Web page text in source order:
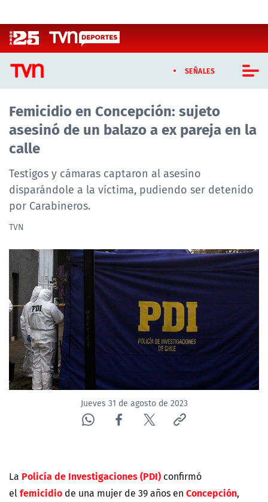
SEÑALES
CASTING MASTERCHEF CHILE
CASTING TVN VERTICAL
TVN VERTICAL
TVN PLAY
PROGRAMAS
TELESERIES
NTV
ACTUALIDAD Y TENDENCIAS
CORPORATIVO Y TRANSPARENCIA
CANAL DE DENUNCIAS
ÁREA DE PROYECTOS
Femicidio en Concepción: sujeto
asesinó de un balazo a ex pareja en la
calle
Testigos y cámaras captaron al asesino
disparándole a la víctima, pudiendo ser detenido
por Carabineros.
TVN
Jueves 31 de agosto de 2023
La Policía de Investigaciones (PDI) confirmó
elfemicidio de una mujer de 39 años en Concepción,